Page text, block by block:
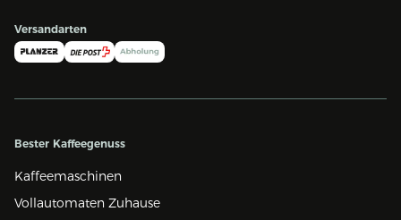
Versandarten
Bester Kaffeegenuss
Kaffeemaschinen
Vollautomaten Zuhause